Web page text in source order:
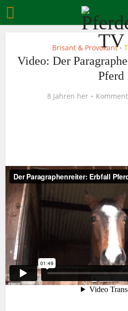
Brisant & Provokant •
Video: Der
Pferd
8 Jahren her